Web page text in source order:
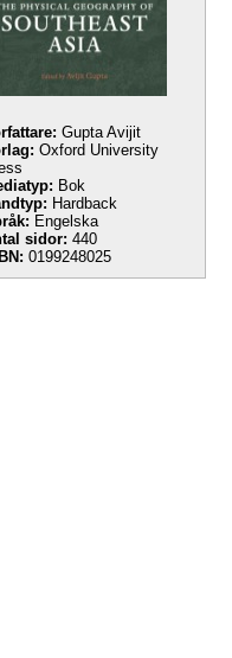
Gupta Avijit
Oxford University
Bok
Hardback
Engelska
sidor: 440
0199248025